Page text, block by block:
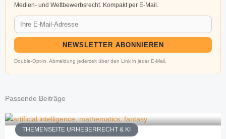
Medien- und Wettbewerbsrecht. Kompakt per E-Mail.
NEWSLETTER ABONNIEREN
Double-Opt-in. Abmeldung jederzeit über den Link in jeder E-Mail.
Passende Beiträge
THEMENSEITE URHEBERRECHT & KI